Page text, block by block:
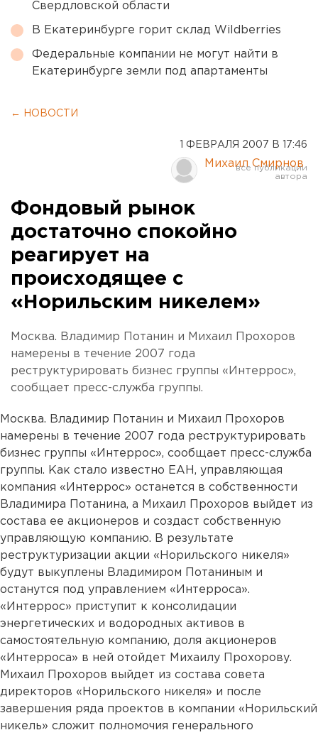
Свердловской области
В Екатеринбурге горит склад Wildberries
Федеральные компании не могут найти в
Екатеринбурге земли под апартаменты
← НОВОСТИ
1 ФЕВРАЛЯ 2007 В 17:46
Михаил Смирнов
Фондовый рынок
достаточно спокойно
реагирует на
происходящее с
«Норильским никелем»
Москва. Владимир Потанин и Михаил Прохоров
намерены в течение 2007 года
реструктурировать бизнес группы «Интеррос»,
сообщает пресс-служба группы.
Москва. Владимир Потанин и Михаил Прохоров
намерены в течение 2007 года реструктурировать
бизнес группы «Интеррос», сообщает пресс-служба
группы. Как стало известно ЕАН, управляющая
компания «Интеррос» останется в собственности
Владимира Потанина, а Михаил Прохоров выйдет из
состава ее акционеров и создаст собственную
управляющую компанию. В результате
реструктуризации акции «Норильского никеля»
будут выкуплены Владимиром Потаниным и
останутся под управлением «Интерроса».
«Интеррос» приступит к консолидации
энергетических и водородных активов в
самостоятельную компанию, доля акционеров
«Интерроса» в ней отойдет Михаилу Прохорову.
Михаил Прохоров выйдет из состава совета
директоров «Норильского никеля» и после
завершения ряда проектов в компании «Норильский
никель» сложит полномочия генерального